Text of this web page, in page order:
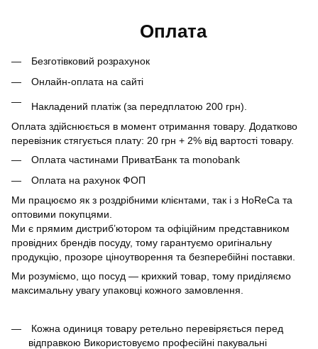
Оплата
Безготівковий розрахунок
Онлайн-оплата на сайті
Накладений платіж (за передплатою 200 грн).
Оплата здійснюється в момент отримання товару. Додатково
перевізник стягується плату: 20 грн + 2% від вартості товару.
Оплата частинами ПриватБанк та monobank
Оплата на рахунок ФОП
Ми працюємо як з роздрібними клієнтами, так і з HoReCa та
оптовими покупцями.
Ми є прямим дистриб’ютором та офіційним представником
провідних брендів посуду, тому гарантуємо оригінальну
продукцію, прозоре ціноутворення та безперебійні поставки.
Ми розуміємо, що посуд — крихкий товар, тому приділяємо
максимальну увагу упаковці кожного замовлення.
Кожна одиниця товару ретельно перевіряється перед
відправкою Використовуємо професійні пакувальні